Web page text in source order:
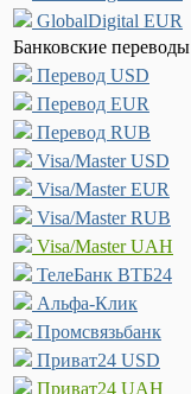
GlobalDigital EUR
Банковские переводы
Перевод USD
Перевод EUR
Перевод RUB
Visa/Master USD
Visa/Master EUR
Visa/Master RUB
Visa/Master UAH
ТелеБанк ВТБ24
Альфа-Клик
Промсвязьбанк
Приват24 USD
Приват24 UAH